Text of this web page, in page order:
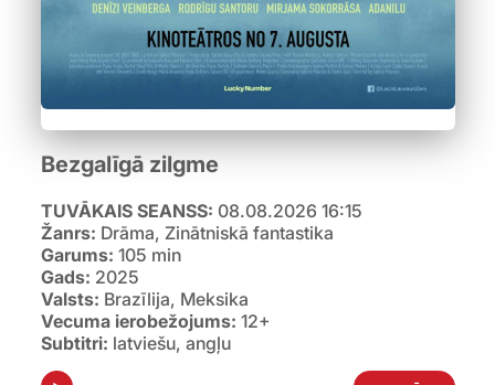
Bezgalīgā zilgme
TUVĀKAIS SEANSS: 08.08.2026 16:15
Žanrs: Drāma, Zinātniskā fantastika
Garums: 105 min
Gads: 2025
Valsts: Brazīlija, Meksika
Vecuma ierobežojums: 12+
Subtitri: latviešu, angļu